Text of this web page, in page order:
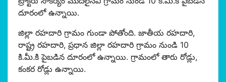
దూరంలో ఉన్నాయి.
జిల్లా రహదారి గ్రామం గుండా పోతోంది. జాతీయ రహదారి,
రాష్ట్ర రహదారి, ప్రధాన జిల్లా రహదారి గ్రామం నుండి 10
కి.మీ.కి పైబడిన దూరంలో ఉన్నాయి. గ్రామంలో తారు రోడ్లు,
కంకర రోడ్లు ఉన్నాయి.